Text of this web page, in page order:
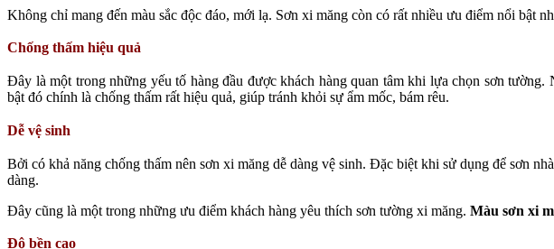
Không chỉ mang đến màu sắc độc đáo, mới lạ. Sơn xi măng còn có rất nhiều ưu điểm nổi bật
Chống thấm hiệu quả
Đây là một trong những yếu tố hàng đầu được khách hàng quan tâm khi lựa chọn sơn
bật đó chính là chống thấm rất hiệu quả, giúp tránh khỏi sự ẩm mốc, bám rêu.
Dễ vệ sinh
Bởi có khả năng chống thấm nên sơn xi măng dễ dàng vệ sinh. Đặc biệt khi sử dụng để sơn
dàng.
Đây cũng là một trong những ưu điểm khách hàng yêu thích sơn tường xi măng. Màu sơn xi
Độ bền cao